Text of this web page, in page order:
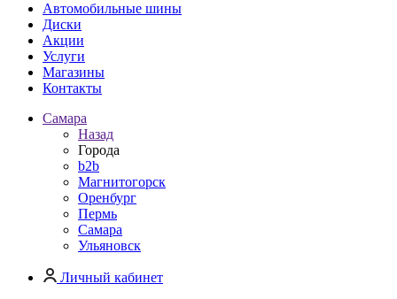
Автомобильные шины
Диски
Акции
Услуги
Магазины
Контакты
Самара
Назад
Города
b2b
Магнитогорск
Оренбург
Пермь
Самара
Ульяновск
Личный кабинет